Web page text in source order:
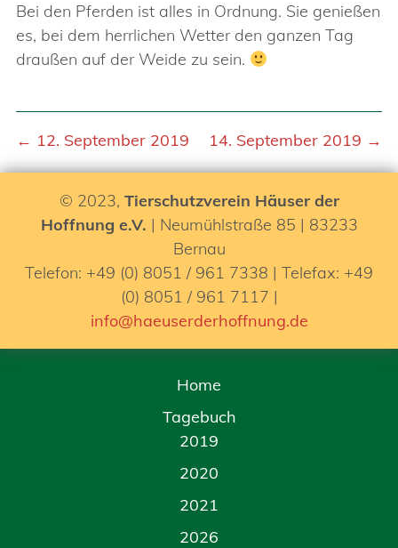
Bei den Pferden ist alles in Ordnung. Sie genießen
es, bei dem herrlichen Wetter den ganzen Tag
draußen auf der Weide zu sein.
← 12. September 2019 14. September 2019 →
© 2023, Tierschutzverein Häuser der
Hoffnung e.V. | Neumühlstraße 85 | 83233
Bernau
Telefon: +49 (0) 8051 / 961 7338 | Telefax: +49
(0) 8051 / 961 7117 |
info@haeuserderhoffnung.de
Home
Tagebuch
2019
2020
2021
2026